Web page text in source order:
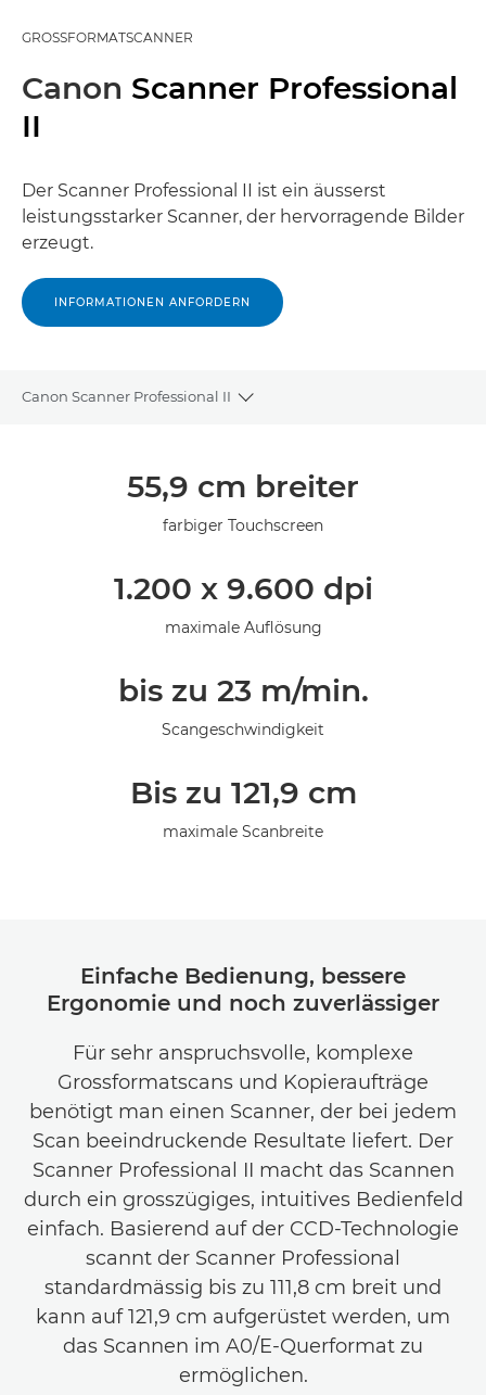
GROSSFORMATSCANNER
Canon Scanner Professional
II
Der Scanner Professional II ist ein äusserst
leistungsstarker Scanner, der hervorragende Bilder
erzeugt.
INFORMATIONEN ANFORDERN
Canon Scanner Professional II
Toggle breadcrumbs
55,9 cm breiter
farbiger Touchscreen
1.200 x 9.600 dpi
maximale Auflösung
bis zu 23 m/min.
Scangeschwindigkeit
Bis zu 121,9 cm
maximale Scanbreite
Einfache Bedienung, bessere
Ergonomie und noch zuverlässiger
Für sehr anspruchsvolle, komplexe
Grossformatscans und Kopieraufträge
benötigt man einen Scanner, der bei jedem
Scan beeindruckende Resultate liefert. Der
Scanner Professional II macht das Scannen
durch ein grosszügiges, intuitives Bedienfeld
einfach. Basierend auf der CCD-Technologie
scannt der Scanner Professional
standardmässig bis zu 111,8 cm breit und
kann auf 121,9 cm aufgerüstet werden, um
das Scannen im A0/E-Querformat zu
ermöglichen.